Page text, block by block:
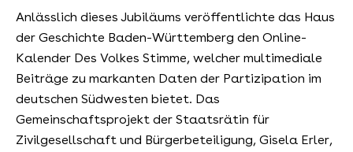
Anlässlich dieses Jubiläums veröffentlichte das Haus
der Geschichte Baden-Württemberg den Online-
Kalender Des Volkes Stimme, welcher multimediale
Beiträge zu markanten Daten der Partizipation im
deutschen Südwesten bietet. Das
Gemeinschaftsprojekt der Staatsrätin für
Zivilgesellschaft und Bürgerbeteiligung, Gisela Erler,